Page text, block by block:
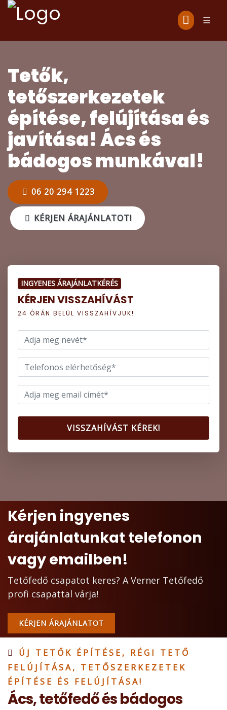
Tetők,
tetőszerkezetek
építése, felújítása és
javítása! Ács és
bádogos munkával!
06 20 294 1223
KÉRJEN ÁRAJÁNLATOT!
INGYENES ÁRAJÁNLATKÉRÉS
KÉRJEN VISSZAHÍVÁST
24 ÓRÁN BELÜL VISSZAHÍVJUK!
VISSZAHÍVÁST KÉREK!
Kérjen ingyenes
árajánlatunkat telefonon
vagy emailben!
Tetőfedő csapatot keres? A Verner Tetőfedő
profi csapattal várja!
KÉRJEN ÁRAJÁNLATOT
ÚJ TETŐK ÉPÍTÉSE, RÉGI TETŐ
FELÚJÍTÁSA, TETŐSZERKEZETEK
ÉPÍTÉSE ÉS FELÚJÍTÁSA!
Ács, tetőfedő és bádogos